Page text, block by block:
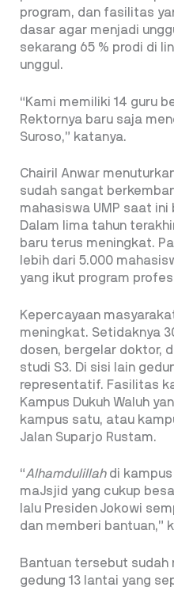
program, dan fasilitas
dasar agar menjadi
sekarang 65 % prodi di
unggul.
“Kami memiliki 14 guru
Rektornya baru saja
Suroso,” katanya.
Chairil Anwar
sudah sangat
mahasiswa UMP saat ini
Dalam lima tahun
baru terus meningkat.
lebih dari 5.000
yang ikut program
Kepercayaan
meningkat. Setidaknya
dosen, bergelar doktor,
studi S3. Di sisi lain
representatif. Fasilitas
Kampus Dukuh Waluh
kampus satu, atau
Jalan Suparjo Rustam.
“Alhamdulillah di
maJsjid yang cukup
lalu Presiden Jokowi
dan memberi bantuan,”
Bantuan tersebut sudah
gedung 13 lantai yang